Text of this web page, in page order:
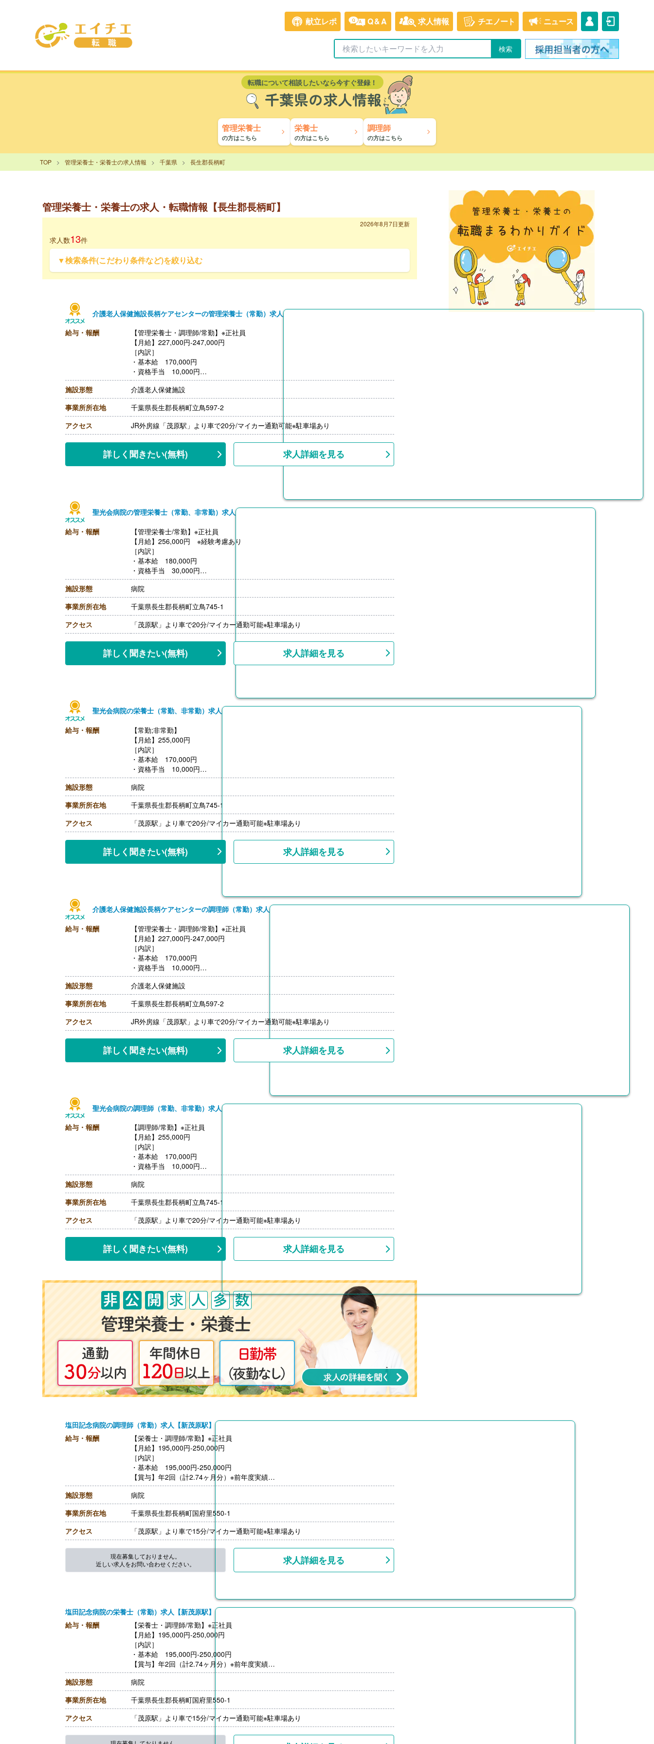
献立レポ Q&A 求人情報 チエノート ニュース
転職について相談したいなら今すぐ登録！
千葉県の求人情報
管理栄養士
の方はこちら
栄養士
の方はこちら
調理師
の方はこちら
TOP 管理栄養士・栄養士の求人情報 千葉県 長生郡長柄町
管理栄養士・栄養士の求人・転職情報【長生郡長柄町】
2026年8月7日更新
求人数13件
▼検索条件(こだわり条件など)を絞り込む
介護老人保健施設長柄ケアセンターの管理栄養士（常勤）求人
給与・報酬
【管理栄養士・調理師/常勤】※正社員
【月給】227,000円-247,000円
［内訳］
・基本給 170,000円
・資格手当 10,000円
・調整手当 47,000円-67,000円
［その他手当］
・処遇手当 3,000円程度※施設実績による
【賞与】年2回（計3.00ヶ月分）※前年度実績
【通勤手当】あり（上限50,000円/月）
【昇給】あり
施設形態
介護老人保健施設
事業所所在地
千葉県長生郡長柄町立鳥597-2
アクセス
JR外房線「茂原駅」より車で20分/マイカー通勤可能※駐車場あり
詳しく聞きたい(無料) 求人詳細を見る
聖光会病院の管理栄養士（常勤、非常勤）求人
給与・報酬
【管理栄養士/常勤】※正社員
【月給】256,000円 ※経験考慮あり
［内訳］
・基本給 180,000円
・資格手当 30,000円
・調整手当 46,000円
【賞与】あり 計3.00ヶ月分（前年度実績）
【通勤手当】あり（上限50,000円/月）
【昇給】あり（1月あたり1,500円-2,000円）※前年度実績
【退職金】あり※勤続3年以上
施設形態
病院
事業所所在地
千葉県長生郡長柄町立鳥745-1
アクセス
「茂原駅」より車で20分/マイカー通勤可能※駐車場あり
詳しく聞きたい(無料) 求人詳細を見る
聖光会病院の栄養士（常勤、非常勤）求人
給与・報酬
【常勤;非常勤】
【月給】255,000円
［内訳］
・基本給 170,000円
・資格手当 10,000円
・調整手当 75,000円
【賞与】なし
【通勤手当】あり（上限50,000円/月）
【昇給】あり（1月あたり1,500円-2,000円）※前年度実績
【退職金】あり※勤続3年以上
施設形態
病院
事業所所在地
千葉県長生郡長柄町立鳥745-1
アクセス
「茂原駅」より車で20分/マイカー通勤可能※駐車場あり
詳しく聞きたい(無料) 求人詳細を見る
介護老人保健施設長柄ケアセンターの調理師（常勤）求人
給与・報酬
【管理栄養士・調理師/常勤】※正社員
【月給】227,000円-247,000円
［内訳］
・基本給 170,000円
・資格手当 10,000円
・調整手当 47,000円-67,000円
［その他手当］
・処遇手当 3,000円程度※施設実績による
【賞与】年2回（計3.00ヶ月分）※前年度実績
【通勤手当】あり（上限50,000円/月）
【昇給】あり
施設形態
介護老人保健施設
事業所所在地
千葉県長生郡長柄町立鳥597-2
アクセス
JR外房線「茂原駅」より車で20分/マイカー通勤可能※駐車場あり
詳しく聞きたい(無料) 求人詳細を見る
聖光会病院の調理師（常勤、非常勤）求人
給与・報酬
【調理師/常勤】※正社員
【月給】255,000円
［内訳］
・基本給 170,000円
・資格手当 10,000円
・調整手当 75,000円
【賞与】なし
【通勤手当】あり（上限50,000円/月）
【昇給】あり（1月あたり1,500円-2,000円）※前年度実績
【退職金】あり※勤続3年以上
施設形態
病院
事業所所在地
千葉県長生郡長柄町立鳥745-1
アクセス
「茂原駅」より車で20分/マイカー通勤可能※駐車場あり
詳しく聞きたい(無料) 求人詳細を見る
塩田記念病院の調理師（常勤）求人【新茂原駅】
給与・報酬
【栄養士・調理師/常勤】※正社員
【月給】195,000円-250,000円
［内訳］
・基本給 195,000円-250,000円
【賞与】年2回（計2.74ヶ月分）※前年度実績
【通勤手当】あり（上限24,500円/月）
【昇給】あり（1月あたり2.00％-3.00％）※前年度実績
【退職金】あり※勤続3年以上
施設形態
病院
事業所所在地
千葉県長生郡長柄町国府里550-1
アクセス
「茂原駅」より車で15分/マイカー通勤可能※駐車場あり
現在募集しておりません。
近しい求人をお問い合わせください。
求人詳細を見る
塩田記念病院の栄養士（常勤）求人【新茂原駅】
給与・報酬
【栄養士・調理師/常勤】※正社員
【月給】195,000円-250,000円
［内訳］
・基本給 195,000円-250,000円
【賞与】年2回（計2.74ヶ月分）※前年度実績
【通勤手当】あり（上限24,500円/月）
【昇給】あり（1月あたり2.00％-3.00％）※前年度実績
【退職金】あり※勤続3年以上
施設形態
病院
事業所所在地
千葉県長生郡長柄町国府里550-1
アクセス
「茂原駅」より車で15分/マイカー通勤可能※駐車場あり